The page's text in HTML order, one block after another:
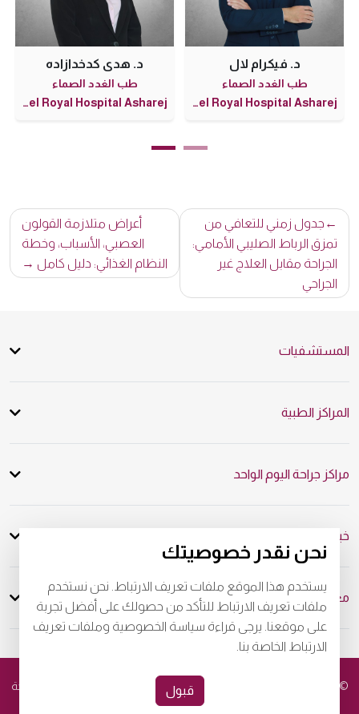
طب الغدد الصماء
د. هدى كدخدازاده
طب الغدد الصماء
تصفّح
المقالات
جدول زمني للتعافي من
تمزق الرباط الصليبي الأمامي:
الجراحة مقابل العلاج غير
الجراحي
أعراض متلازمة القولون
العصبي، الأسباب، وخطة
النظام الغذائي: دليل كامل
المستشفيات
المراكز الطبية
مراكز جراحة اليوم الواحد
خبرة عالمية، رعاية شخصية
معلومات المرضى
© 2026
مستشفى برجيل. كل الحقوق محفوظة. رقم التصريح من وزارة الصحة
WQ48385
نحن نقدر خصوصيتك
يستخدم هذا الموقع ملفات تعريف الارتباط. نحن نستخدم
ملفات تعريف الارتباط للتأكد من حصولك على أفضل تجربة
على موقعنا. يرجى قراءة سياسة الخصوصية وملفات تعريف
الارتباط الخاصة بنا.
قبول